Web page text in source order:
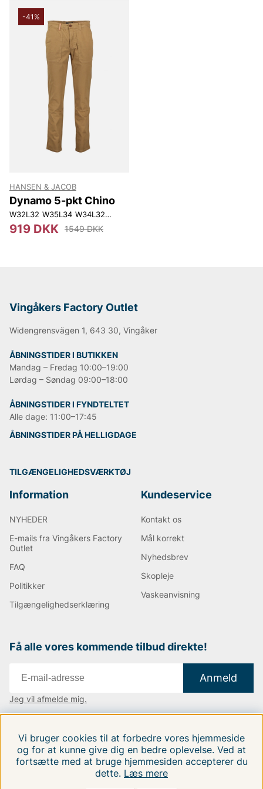
FILTRERA EFTER SORTER EFTER:
-41%
HANSEN & JACOB
Dynamo 5-pkt Chino
W32L32 W35L34 W34L32 W38L32
919 DKK 1549 DKK
Vingåkers Factory Outlet
Widengrensvägen 1, 643 30, Vingåker
ÅBNINGSTIDER I BUTIKKEN
Mandag – Fredag 10:00–19:00
Lørdag – Søndag 09:00–18:00
ÅBNINGSTIDER I FYNDTELTET
Alle dage: 11:00–17:45
ÅBNINGSTIDER PÅ HELLIGDAGE
TILGÆNGELIGHEDSVÆRKTØJ
Information
NYHEDER
E-mails fra Vingåkers Factory
Outlet
FAQ
Politikker
Tilgængelighedserklæring
Kundeservice
Kontakt os
Mål korrekt
Nyhedsbrev
Skopleje
Vaskeanvisning
Få alle vores kommende tilbud direkte!
Anmeld
Jeg vil afmelde mig.
Følg os på vores sociale medier.
Vi bruger cookies til at forbedre vores hjemmeside
og for at kunne give dig en bedre oplevelse. Ved at
fortsætte med at bruge hjemmesiden accepterer du
dette. Læs mere